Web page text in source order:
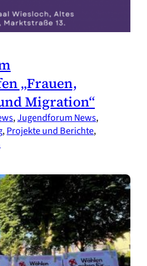
„Frauen,
Migration“
, Jugendforum News
, Projekte und Berichte